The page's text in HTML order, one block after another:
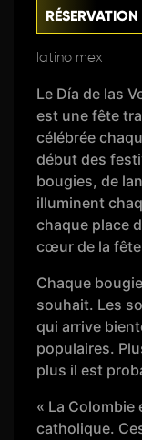
RÉSERVATION
latino mex
Le Día de las
est une fête
célébrée
début des
bougies, de
illuminent
chaque place
cœur de la
Chaque
souhait. Les
qui arrive
populaires.
plus il est
« La
catholique.